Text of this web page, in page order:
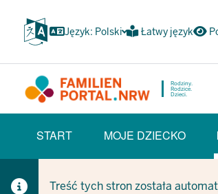
głównej
Język: Polski Łatwy język
Rodziny.
Rodzice.
Dzieci.
(BÜRGERBEREICH)
START MOJE DZIECKO
Treść tych stron została